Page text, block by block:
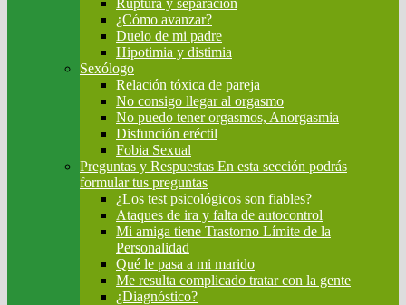
Ruptura y separación
¿Cómo avanzar?
Duelo de mi padre
Hipotimia y distimia
Sexólogo
Relación tóxica de pareja
No consigo llegar al orgasmo
No puedo tener orgasmos, Anorgasmia
Disfunción eréctil
Fobia Sexual
Preguntas y Respuestas En esta sección podrás
formular tus preguntas
¿Los test psicológicos son fiables?
Ataques de ira y falta de autocontrol
Mi amiga tiene Trastorno Límite de la
Personalidad
Qué le pasa a mi marido
Me resulta complicado tratar con la gente
¿Diagnóstico?